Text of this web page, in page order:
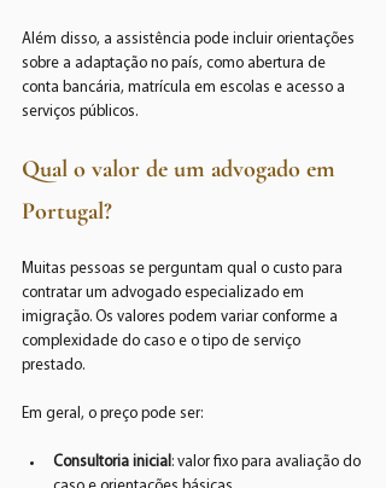
Além disso, a assistência pode incluir orientações
sobre a adaptação no país, como abertura de
conta bancária, matrícula em escolas e acesso a
serviços públicos.
Qual o valor de um advogado em
Portugal?
Muitas pessoas se perguntam qual o custo para
contratar um advogado especializado em
imigração. Os valores podem variar conforme a
complexidade do caso e o tipo de serviço
prestado.
Em geral, o preço pode ser:
Consultoria inicial : valor fixo para avaliação do